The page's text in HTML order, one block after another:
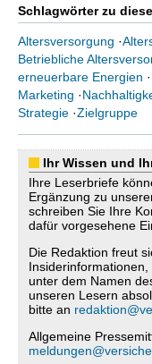
Schlagwörter zu
Altersversorgung ·
Betriebliche
erneuerbare Energien ·
Marketing ·
Strategie ·Zielgruppe
Ihr Wissen und
Ihre Leserbriefe
Ergänzung zu
schreiben Sie Ihre
dafür vorgesehene
Die Redaktion freut
unter dem Namen
unseren Lesern
bitte an
Allgemeine